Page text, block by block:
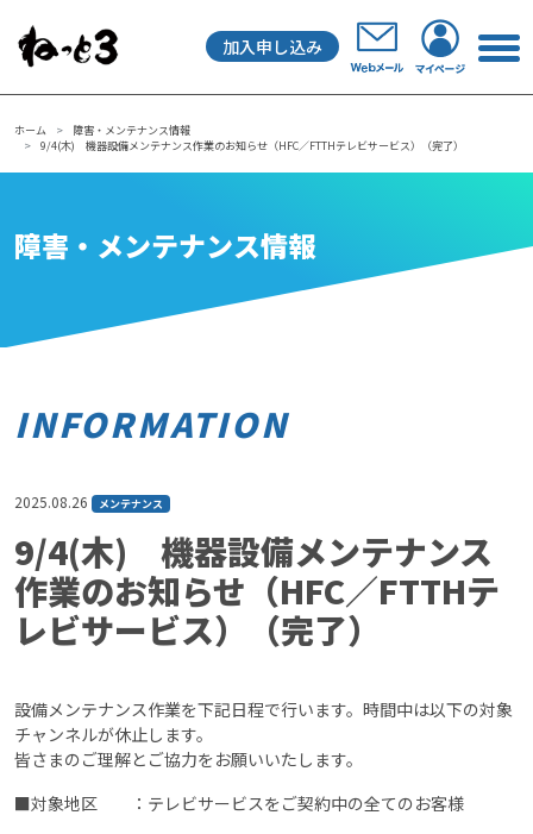
メインナビゲーション
加入申し込み
ホーム
障害・メンテナンス情報
9/4(木) 機器設備メンテナンス作業のお知らせ（HFC／FTTHテレビサービス）（完了）
障害・メンテナンス情報
INFORMATION
2025.08.26 メンテナンス
9/4(木) 機器設備メンテナンス
作業のお知らせ（HFC／FTTHテ
レビサービス）（完了）
設備メンテナンス作業を下記日程で行います。時間中は以下の対象
チャンネルが休止します。
皆さまのご理解とご協力をお願いいたします。
■対象地区 ：テレビサービスをご契約中の全てのお客様